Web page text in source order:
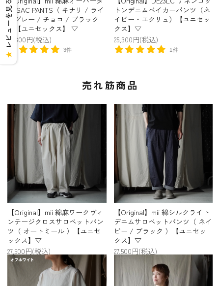
イ SAC PANTS（ キナリ / ライ
トグレー / チョコ / ブラック
）【ユニセックス】 ▽
25,300円(税込)
3件
トンデニムベイカーパンツ（ネ
イビー・エクリュ）【ユニセッ
クス】▽
25,300円(税込)
1件
売れ筋商品
【Original】mii 綿麻ワークヴィ
ンテージクロスサロペットパン
ツ（ オートミール ）【ユニセ
ックス】▽
27,500円(税込)
【Original】mii 綿シルクライト
デニムサロペットパンツ（ ネイ
ビー / ブラック ）【ユニセッ
クス】▽
27,500円(税込)
★
レビューを見る